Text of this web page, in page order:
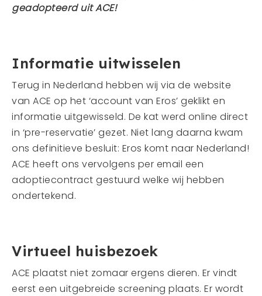
geadopteerd uit ACE!
Informatie uitwisselen
Terug in Nederland hebben wij via de website
van ACE op het ‘account van Eros’ geklikt en
informatie uitgewisseld. De kat werd online direct
in ‘pre-reservatie’ gezet. Niet lang daarna kwam
ons definitieve besluit: Eros komt naar Nederland!
ACE heeft ons vervolgens per email een
adoptiecontract gestuurd welke wij hebben
ondertekend.
Virtueel huisbezoek
ACE plaatst niet zomaar ergens dieren. Er vindt
eerst een uitgebreide screening plaats. Er wordt